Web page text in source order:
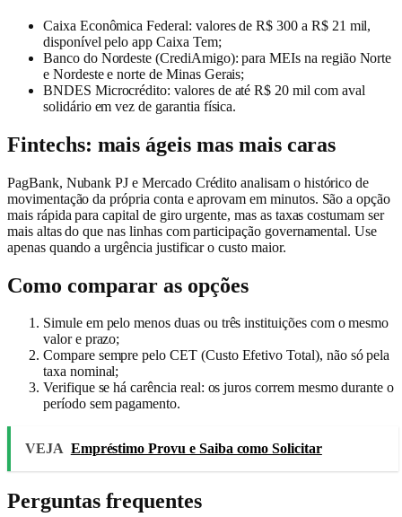
Caixa Econômica Federal: valores de R$ 300 a R$ 21 mil,
disponível pelo app Caixa Tem;
Banco do Nordeste (CrediAmigo): para MEIs na região Norte
e Nordeste e norte de Minas Gerais;
BNDES Microcrédito: valores de até R$ 20 mil com aval
solidário em vez de garantia física.
Fintechs: mais ágeis mas mais caras
PagBank, Nubank PJ e Mercado Crédito analisam o histórico de
movimentação da própria conta e aprovam em minutos. São a opção
mais rápida para capital de giro urgente, mas as taxas costumam ser
mais altas do que nas linhas com participação governamental. Use
apenas quando a urgência justificar o custo maior.
Como comparar as opções
Simule em pelo menos duas ou três instituições com o mesmo
valor e prazo;
Compare sempre pelo CET (Custo Efetivo Total), não só pela
taxa nominal;
Verifique se há carência real: os juros correm mesmo durante o
período sem pagamento.
VEJA Empréstimo Provu e Saiba como Solicitar
Perguntas frequentes